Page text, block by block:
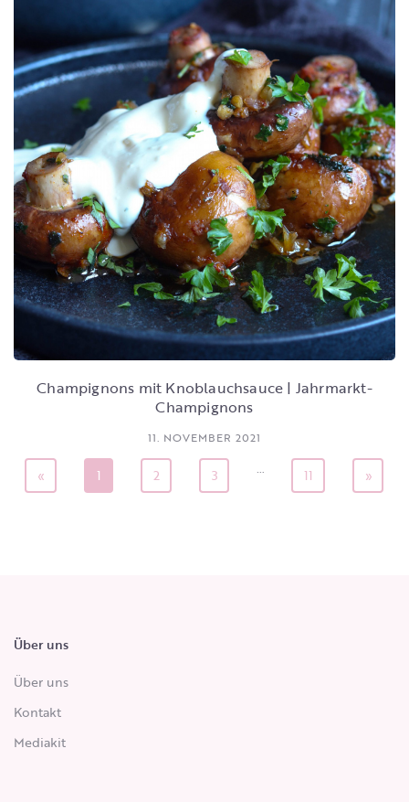
Champignons mit Knoblauchsauce | Jahrmarkt-
Champignons
11. NOVEMBER 2021
« 1 2 3 … 11 »
Über uns
Über uns
Kontakt
Mediakit